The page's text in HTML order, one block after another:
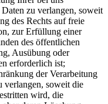
Daten zu verlangen, soweit
des Rechts auf freie
zur Erfüllung einer
des öffentlichen
Ausübung oder
erforderlich ist;
der Verarbeitung
verlangen, soweit die
wird, die